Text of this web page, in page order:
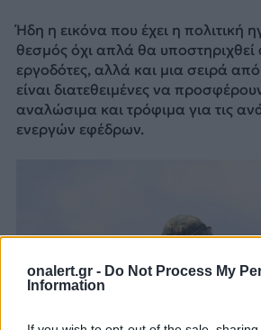
onalert.gr - Do Not Process My
Information
Ήδη η εικόνα που έχει η πολιτική
θεσμός όχι απλά θα υποστηριχθεί
εργοδότες, αλλά και μια σειρά από
είναι διατεθειμένες να
αναλώσιμα και τρόφιμα για τις
ενεργών εφέδρων.